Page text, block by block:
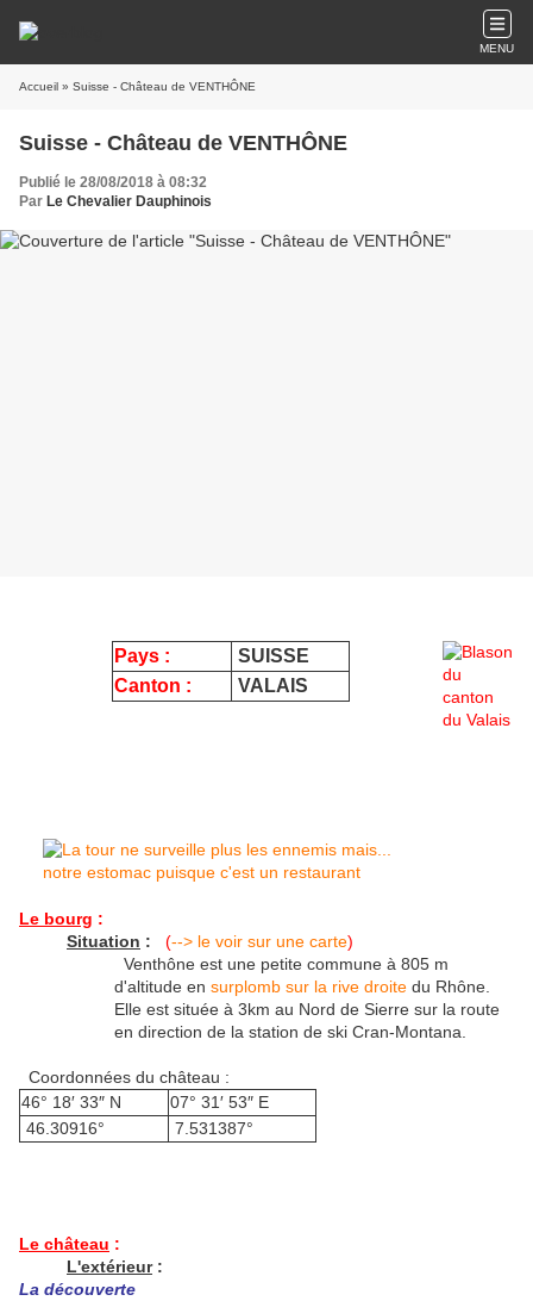
MENU
Accueil » Suisse - Château de VENTHÔNE
Suisse - Château de VENTHÔNE
Publié le 28/08/2018 à 08:32
Par Le Chevalier Dauphinois
Pays :
SUISSE
Canton :
VALAIS
Le bourg :
Situation : (--> le voir sur une carte)
Venthône est une petite commune à 805 m
d'altitude en surplomb sur la rive droite du Rhône.
Elle est située à 3km au Nord de Sierre sur la route
en direction de la station de ski Cran-Montana.
Coordonnées du château :
46° 18′ 33″ N
07° 31′ 53″ E
46.30916°
7.531387°
Le château :
L'extérieur:
La découverte